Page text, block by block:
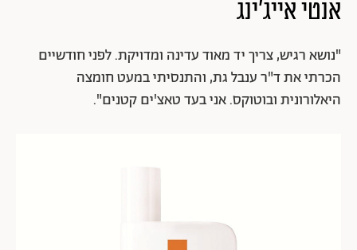
אנטי אייג'ינג
"נושא רגיש, צריך יד מאוד עדינה ומדויקת. לפני חודשיים
הכרתי את ד"ר ענבל גת, והתנסיתי במעט חומצה
היאלורונית ובוטוקס. אני בעד טאצ'ים קטנים".